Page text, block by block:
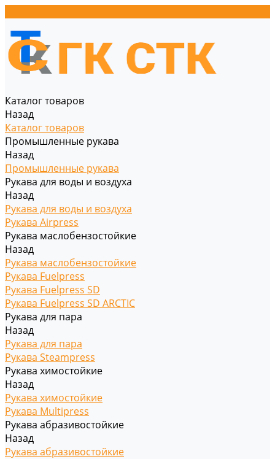
Каталог товаров
Назад
Каталог товаров
Промышленные рукава
Назад
Промышленные рукава
Рукава для воды и воздуха
Назад
Рукава для воды и воздуха
Рукава Airpress
Рукава маслобензостойкие
Назад
Рукава маслобензостойкие
Рукава Fuelpress
Рукава Fuelpress SD
Рукава Fuelpress SD ARCTIC
Рукава для пара
Назад
Рукава для пара
Рукава Steampress
Рукава химостойкие
Назад
Рукава химостойкие
Рукава Multipress
Рукава абразивостойкие
Назад
Рукава абразивостойкие